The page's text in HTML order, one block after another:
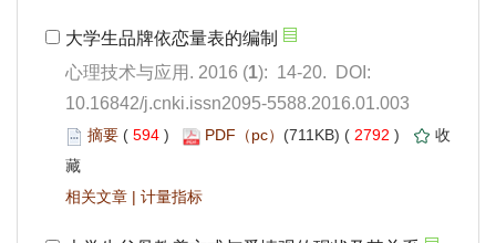
): 14-20. DOI:
10.16842/j.cnki.issn2095-5588.2016.01.003
594 ) 2792 )
|